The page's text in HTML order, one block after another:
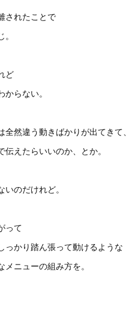
されたことで
ど
らない。
然違う動きばかりが出てきて、
えたらいいのか、とか。
のだけれど。
って
っかり踏ん張って動けるような
ニューの組み方を。